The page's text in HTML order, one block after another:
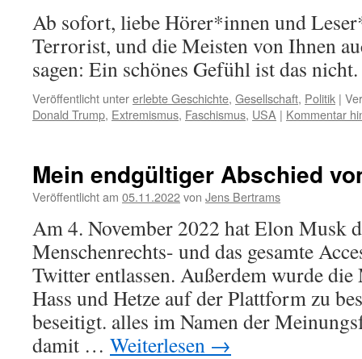
Ab sofort, liebe Hörer*innen und
Terrorist, und die Meisten von Ihnen
sagen: Ein schönes Gefühl ist das nicht.
Veröffentlicht untererlebte Geschichte, Gesellschaft, Politik |
Donald Trump, Extremismus, Faschismus, USA | Kommentar
Mein endgültiger Abschied
Veröffentlicht am 05.11.2022von Jens Bertrams
Am 4. November 2022 hat Elon Musk
Menschenrechts- und das gesamte
Twitter entlassen. Außerdem wurde
Hass und Hetze auf der Plattform zu
beseitigt. alles im Namen der
damit … Weiterlesen →